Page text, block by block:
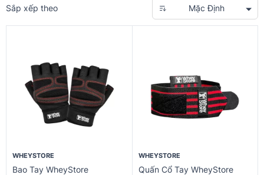
Sắp xếp theo Mặc Định
WHEYSTORE
Bao Tay WheyStore
WHEYSTORE
Quấn Cổ Tay WheyStore